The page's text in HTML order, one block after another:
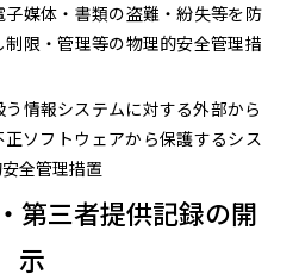
媒体・書類の盗難・紛失等を防
限・管理等の物理的安全管理措
情報システムに対する外部から
ソフトウェアから保護するシス
全管理措置
第三者提供記録の開
示